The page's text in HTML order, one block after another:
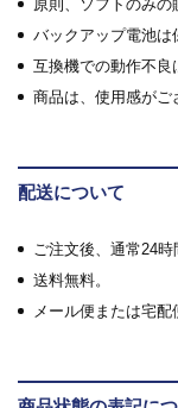
原則、ソフトのみの
バックアップ電池は
互換機での動作不良
商品は、使用感がご
配送について
ご注文後、通常24時
送料無料。
メール便または宅配